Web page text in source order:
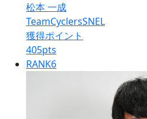
松本 一成
TeamCyclersSNEL
獲得ポイント
405pts
RANK6